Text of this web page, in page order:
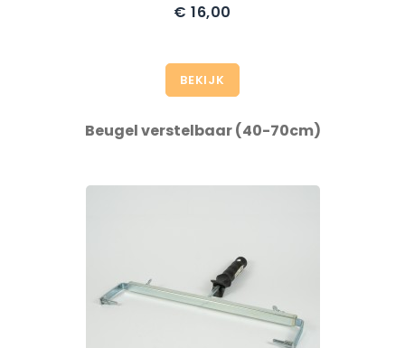
Prijs
€ 16,00
BEKIJK
Beugel verstelbaar (40-70cm)